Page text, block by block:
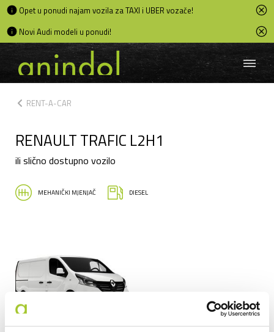
Opet u ponudi najam vozila za TAXI i UBER vozače!
Novi Audi modeli u ponudi!
chevron_left RENT-A-CAR
RENAULT TRAFIC L2H1
ili slično dostupno vozilo
MEHANIČKI MJENJAČ DIESEL